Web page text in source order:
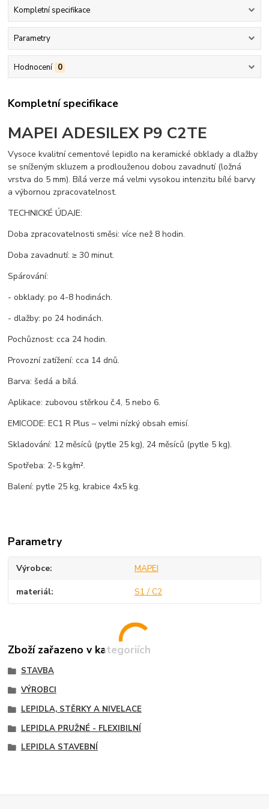
Kompletní specifikace
Parametry
Hodnocení 0
Kompletní specifikace
MAPEI ADESILEX P9 C2TE
Vysoce kvalitní cementové lepidlo na keramické obklady a dlažby
se sníženým skluzem a prodlouženou dobou zavadnutí (ložná
vrstva do 5 mm). Bílá verze má velmi vysokou intenzitu bílé barvy
a výbornou zpracovatelnost.
TECHNICKÉ ÚDAJE:
Doba zpracovatelnosti směsi: více než 8 hodin.
Doba zavadnutí: ≥ 30 minut.
Spárování:
- obklady: po 4-8 hodinách.
- dlažby: po 24 hodinách.
Pochůznost: cca 24 hodin.
Provozní zatížení: cca 14 dnů.
Barva: šedá a bílá.
Aplikace: zubovou stěrkou č.4, 5 nebo 6.
EMICODE: EC1 R Plus – velmi nízký obsah emisí.
Skladování: 12 měsíců (pytle 25 kg), 24 měsíců (pytle 5 kg).
Spotřeba: 2-5 kg/m².
Balení: pytle 25 kg, krabice 4x5 kg.
Parametry
Výrobce MAPEI
materiál S1 / C2
Zboží zařazeno v kategoriích
STAVBA
VÝROBCI
LEPIDLA, STĚRKY A NIVELACE
LEPIDLA PRUŽNÉ - FLEXIBILNÍ
LEPIDLA STAVEBNÍ